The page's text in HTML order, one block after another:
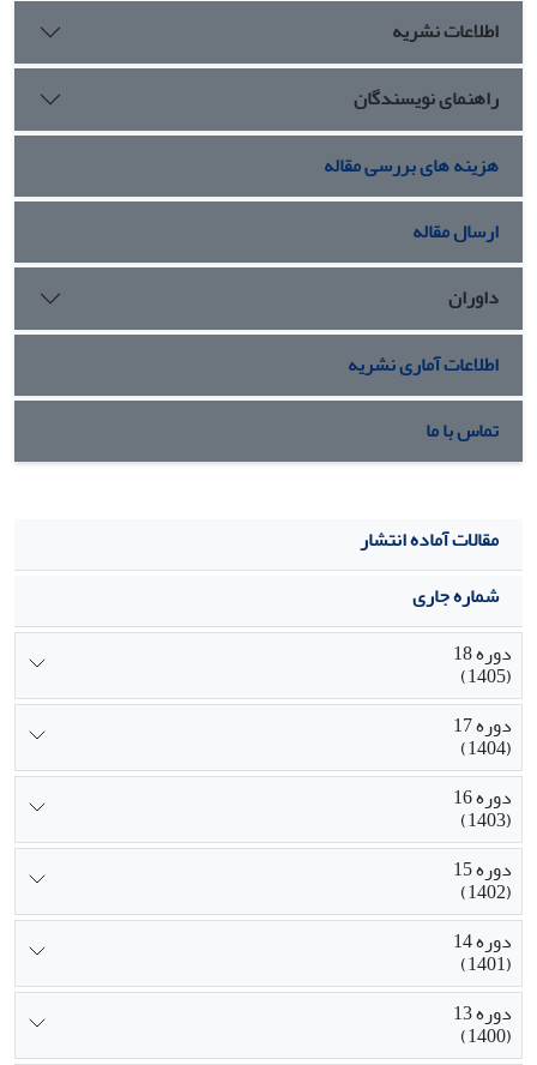
خود را باز می‌یابند و «دیگری» نقش مهمی در شکل‌گیری آن دارد.
اطلاعات نشریه
راهنمای نویسندگان
هزینه های بررسی مقاله
ارسال مقاله
داوران
اطلاعات آماری نشریه
تماس با ما
مقالات آماده انتشار
شماره جاری
دوره 18
(1405)
دوره 17
(1404)
دوره 16
(1403)
دوره 15
(1402)
دوره 14
(1401)
دوره 13
(1400)